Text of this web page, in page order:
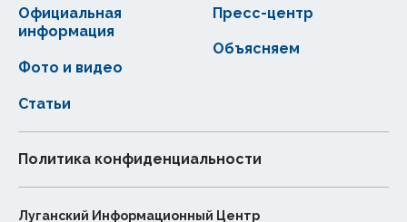
Статьи
Официальная
информация
Фото и видео
Пресс-центр
Объясняем
Политика конфиденциальности
Луганский Информационный Центр